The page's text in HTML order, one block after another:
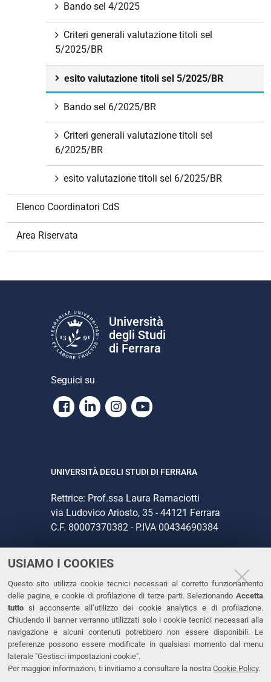
USIAMO I COOKIES
Questo sito utilizza cookie tecnici necessari al corretto funzionamento
delle pagine, e cookie di profilazione di terze parti. Selezionando Accetta
tutto si acconsente all’utilizzo dei cookie analytics e di profilazione.
Chiudendo il banner verranno utilizzati solo i cookie tecnici necessari alla
navigazione e alcuni contenuti potrebbero non essere disponibili. Le
preferenze possono essere modificate in qualsiasi momento dal menu
laterale "Gestisci impostazioni cookie".
Per maggiori informazioni, ti invitiamo a consultare la nostra Cookie Policy.
Bando sel 4/2025
Criteri generali valutazione titoli sel
5/2025/BR
esito valutazione titoli sel 5/2025/BR
Bando sel 6/2025/BR
Criteri generali valutazione titoli sel
6/2025/BR
esito valutazione titoli sel 6/2025/BR
Elenco Coordinatori CdS
Area Riservata
Università
degli Studi
di Ferrara
Seguici su
Facebook
LinkedinInstagram
Youtube
UNIVERSITÀ DEGLI STUDI DI FERRARA
Rettrice: Prof.ssa Laura Ramaciotti
via Ludovico Ariosto, 35 - 44121 Ferrara
C.F. 80007370382 - P.IVA 00434690384
CONTATTI
Tel. +39 0532 293111
Fax. +39 0532 293031
PEC
LINKS